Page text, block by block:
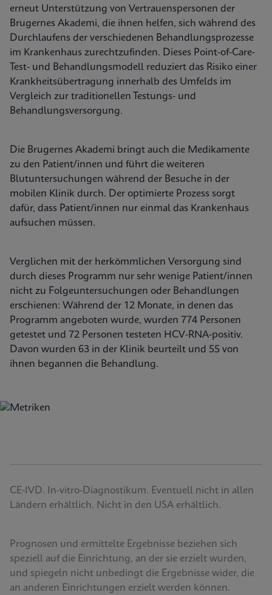
erneut Unterstützung von Vertrauenspersonen der
Brugernes Akademi, die ihnen helfen, sich während des
Durchlaufens der verschiedenen Behandlungsprozesse
im Krankenhaus zurechtzufinden. Dieses Point-of-Care-
Test- und Behandlungsmodell reduziert das Risiko einer
Krankheitsübertragung innerhalb des Umfelds im
Vergleich zur traditionellen Testungs- und
Behandlungsversorgung.
Die Brugernes Akademi bringt auch die Medikamente
zu den Patient/innen und führt die weiteren
Blutuntersuchungen während der Besuche in der
mobilen Klinik durch. Der optimierte Prozess sorgt
dafür, dass Patient/innen nur einmal das Krankenhaus
aufsuchen müssen.
Verglichen mit der herkömmlichen Versorgung sind
durch dieses Programm nur sehr wenige Patient/innen
nicht zu Folgeuntersuchungen oder Behandlungen
erschienen: Während der 12 Monate, in denen das
Programm angeboten wurde, wurden 774 Personen
getestet und 72 Personen testeten HCV-RNA-positiv.
Davon wurden 63 in der Klinik beurteilt und 55 von
ihnen begannen die Behandlung.
CE-IVD. In-vitro-Diagnostikum. Eventuell nicht in allen
Ländern erhältlich. Nicht in den USA erhältlich.
Prognosen und ermittelte Ergebnisse beziehen sich
speziell auf die Einrichtung, an der sie erzielt wurden,
und spiegeln nicht unbedingt die Ergebnisse wider, die
an anderen Einrichtungen erzielt werden können.